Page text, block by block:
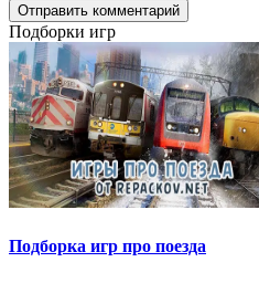
Отправить комментарий
Подборки игр
Подборка игр про поезда